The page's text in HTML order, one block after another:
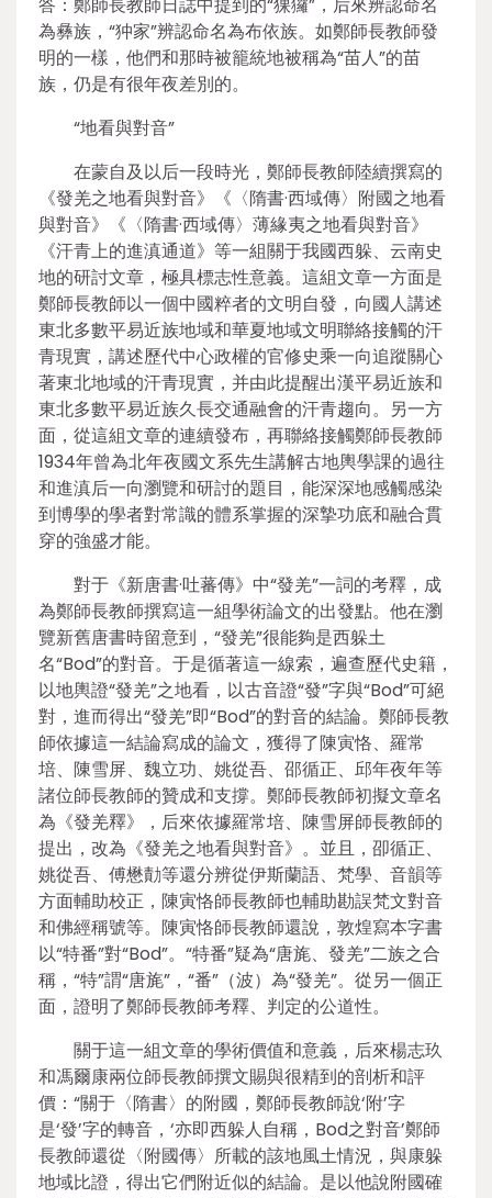
為彝族，“狆家”辨認命名為布依族。如鄭師長教師發
明的一樣，他們和那時被籠統地被稱為“苗人”的苗
族，仍是有很年夜差別的。
“地看與對音”
在蒙自及以后一段時光，鄭師長教師陸續撰寫的
《發羌之地看與對音》《〈隋書·西域傳〉附國之地看
與對音》《〈隋書·西域傳〉薄緣夷之地看與對音》
《汗青上的進滇通道》等一組關于我國西躲、云南史
地的研討文章，極具標志性意義。這組文章一方面是
鄭師長教師以一個中國粹者的文明自發，向國人講述
東北多數平易近族地域和華夏地域文明聯絡接觸的汗
青現實，講述歷代中心政權的官修史乘一向追蹤關心
著東北地域的汗青現實，并由此提醒出漢平易近族和
東北多數平易近族久長交通融會的汗青趨向。另一方
面，從這組文章的連續發布，再聯絡接觸鄭師長教師
1934年曾為北年夜國文系先生講解古地輿學課的過往
和進滇后一向瀏覽和研討的題目，能深深地感觸感染
到博學的學者對常識的體系掌握的深摯功底和融合貫
穿的強盛才能。
對于《新唐書·吐蕃傳》中“發羌”一詞的考釋，成
為鄭師長教師撰寫這一組學術論文的出發點。他在瀏
覽新舊唐書時留意到，“發羌”很能夠是西躲土
名“Bod”的對音。于是循著這一線索，遍查歷代史籍，
以地輿證“發羌”之地看，以古音證“發”字與“Bod”可絕
對，進而得出“發羌”即“Bod”的對音的結論。鄭師長教
師依據這一結論寫成的論文，獲得了陳寅恪、羅常
培、陳雪屏、魏立功、姚從吾、邵循正、邱年夜年等
諸位師長教師的贊成和支撐。鄭師長教師初擬文章名
為《發羌釋》，后來依據羅常培、陳雪屏師長教師的
提出，改為《發羌之地看與對音》。並且，卲循正、
姚從吾、傅懋勣等還分辨從伊斯蘭語、梵學、音韻等
方面輔助校正，陳寅恪師長教師也輔助勘誤梵文對音
和佛經稱號等。陳寅恪師長教師還說，敦煌寫本字書
以“特番”對“Bod”。“特番”疑為“唐旄、發羌”二族之合
稱，“特”謂“唐旄”，“番”（波）為“發羌”。從另一個正
面，證明了鄭師長教師考釋、判定的公道性。
關于這一組文章的學術價值和意義，后來楊志玖
和馮爾康兩位師長教師撰文賜與很精到的剖析和評
價：“關于〈隋書〉的附國，鄭師長教師說‘附’字
是‘發’字的轉音，‘亦即西躲人自稱，Bod之對音’鄭師
長教師還從〈附國傳〉所載的該地風土情況，與康躲
地域比證，得出它們附近似的結論。是以他說附國確